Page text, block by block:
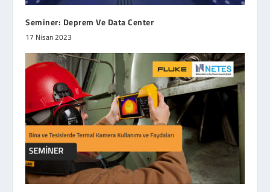
Seminer: Deprem Ve Data Center
17 Nisan 2023